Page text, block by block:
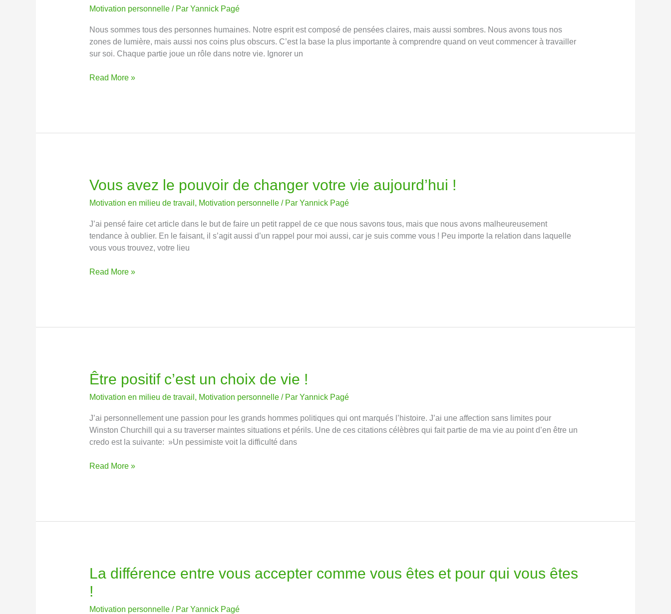
Motivation personnelle/ Par Yannick Pagé
Nous sommes tous des personnes humaines. Notre esprit est composé de pensées claires, mais aussi sombres. Nous avons tous nos
zones de lumière, mais aussi nos coins plus obscurs. C’est la base la plus importante à comprendre quand on veut commencer à travailler
sur soi. Chaque partie joue un rôle dans notre vie. Ignorer un
côté
Read More »
Vous avez le pouvoir de changer votre vie aujourd’hui !
Motivation en milieu de travail , Motivation personnelle/ Par Yannick Pagé
J’ai pensé faire cet article dans le but de faire un petit rappel de ce que nous savons tous, mais que nous avons malheureusement
tendance à oublier. En le faisant, il s’agit aussi d’un rappel pour moi aussi, car je suis comme vous ! Peu importe la relation dans laquelle
vous vous trouvez, votre lieu
Vous
le
de
changer
votre
aujourd’hui
Read More »
Être positif c’est un choix de vie !
Motivation en milieu de travail , Motivation personnelle/ Par Yannick Pagé
J’ai personnellement une passion pour les grands hommes politiques qui ont marqués l’histoire. J’ai une affection sans limites pour
Winston Churchill qui a su traverser maintes situations et périls. Une de ces citations célèbres qui fait partie de ma vie au point d’en être un
credo est la suivante: »Un pessimiste voit la difficulté dans
Être
c’est
choix
de
vie
Read More »
La différence entre vous accepter comme vous êtes et pour qui vous êtes
!
Motivation personnelle/ Par Yannick Pagé
La
entre
vous